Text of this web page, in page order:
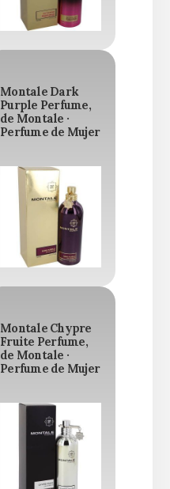
Montale Dark
Purple Perfume,
de Montale ·
Perfume de Mujer
Montale Chypre
Fruite Perfume,
de Montale ·
Perfume de Mujer